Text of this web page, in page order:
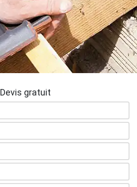
Devis gratuit